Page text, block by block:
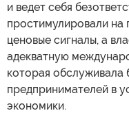
и ведет себя
простимулировали на
ценовые сигналы, а
адекватную
которая обслуживала
предпринимателей в
экономики.